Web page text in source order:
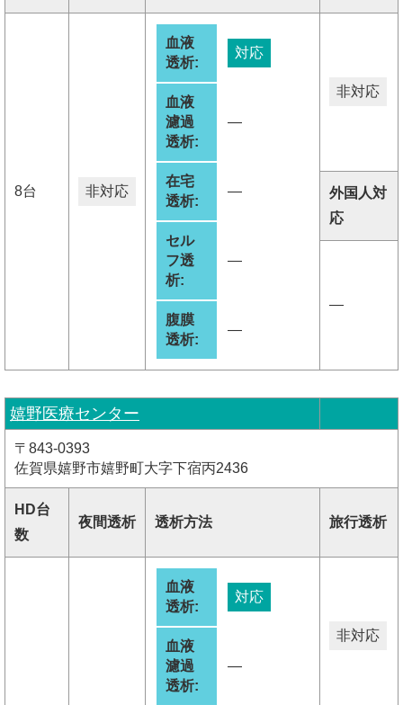
8台 非対応
血液
透析:
対応
血液
濾過
透析:
―
在宅
透析:
―
セル
フ透
析:
―
腹膜
透析:
―
非対応
外国人対
応
―
嬉野医療センター
〒843-0393
佐賀県嬉野市嬉野町大字下宿丙2436
HD台
数
夜間透析 透析方法 旅行透析
血液
透析:
対応
血液
濾過
透析:
―
非対応